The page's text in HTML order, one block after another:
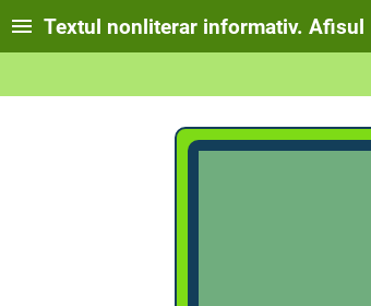
Textul nonliterar informativ. Afisul